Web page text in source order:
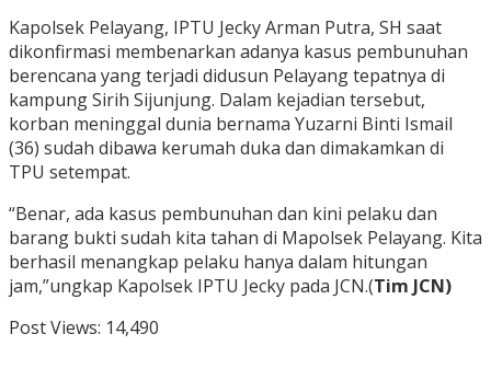
Kapolsek Pelayang, IPTU Jecky Arman Putra, SH saat
dikonfirmasi membenarkan adanya kasus pembunuhan
berencana yang terjadi didusun Pelayang tepatnya di
kampung Sirih Sijunjung. Dalam kejadian tersebut,
korban meninggal dunia bernama Yuzarni Binti Ismail
(36) sudah dibawa kerumah duka dan dimakamkan di
TPU setempat.
“Benar, ada kasus pembunuhan dan kini pelaku dan
barang bukti sudah kita tahan di Mapolsek Pelayang. Kita
berhasil menangkap pelaku hanya dalam hitungan
jam,”ungkap Kapolsek IPTU Jecky pada JCN.(Tim JCN)
Post Views: 14,490